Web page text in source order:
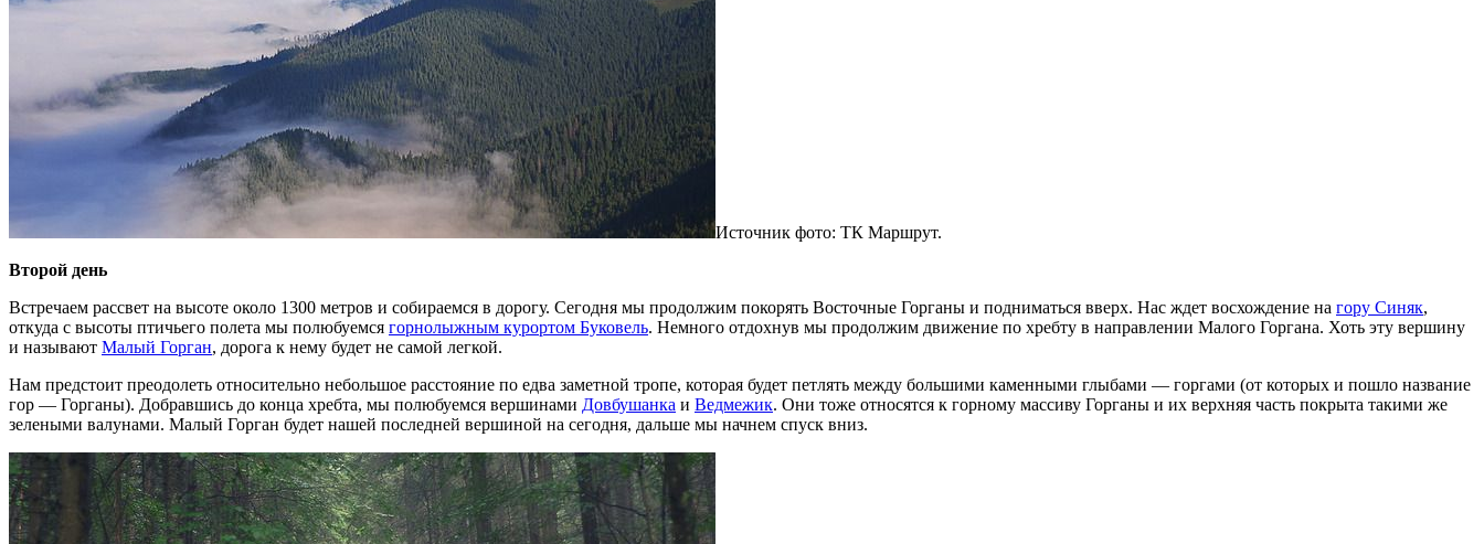
Источник фото: ТК Маршрут.
Второй день
Встречаем рассвет на высоте около 1300 метров и собираемся в дорогу. Сегодня мы продолжим покорять Восточные Горганы и подниматься вверх. Нас ждет восхождение на гору Синяк,
откуда с высоты птичьего полета мы полюбуемся горнолыжным курортом Буковель. Немного отдохнув мы продолжим движение по хребту в направлении Малого Горгана. Хоть эту вершину
и называют Малый Горган, дорога к нему будет не самой легкой.
Нам предстоит преодолеть относительно небольшое расстояние по едва заметной тропе, которая будет петлять между большими каменными глыбами — горгами (от которых и пошло название
гор — Горганы). Добравшись до конца хребта, мы полюбуемся вершинами Довбушанка и Ведмежик. Они тоже относятся к горному массиву Горганы и их верхняя часть покрыта такими же
зелеными валунами. Малый Горган будет нашей последней вершиной на сегодня, дальше мы начнем спуск вниз.